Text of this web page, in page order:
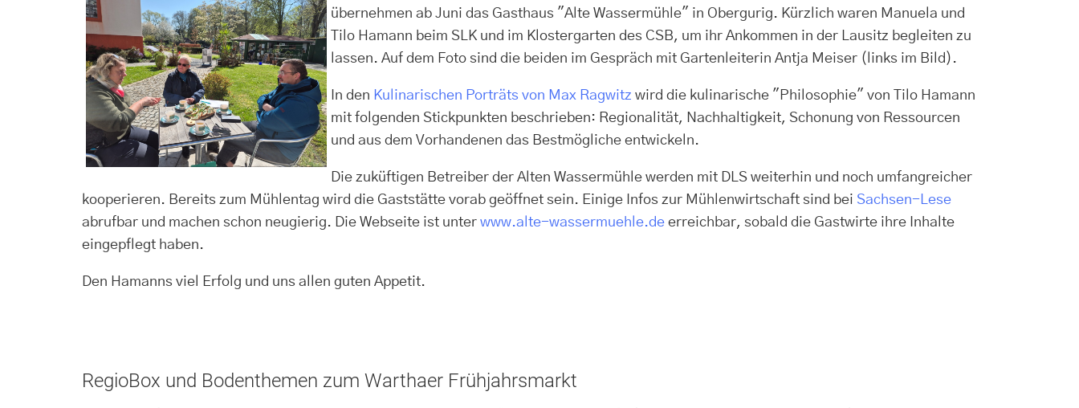
übernehmen ab Juni das Gasthaus "Alte Wassermühle" in Obergurig. Kürzlich waren Manuela und
Tilo Hamann beim SLK und im Klostergarten des CSB, um ihr Ankommen in der Lausitz begleiten zu
lassen. Auf dem Foto sind die beiden im Gespräch mit Gartenleiterin Antja Meiser (links im Bild).
In den Kulinarischen Porträts von Max Ragwitz wird die kulinarische "Philosophie" von Tilo Hamann
mit folgenden Stickpunkten beschrieben: Regionalität, Nachhaltigkeit, Schonung von Ressourcen
und aus dem Vorhandenen das Bestmögliche entwickeln.
Die zuküftigen Betreiber der Alten Wassermühle werden mit DLS weiterhin und noch umfangreicher
kooperieren. Bereits zum Mühlentag wird die Gaststätte vorab geöffnet sein. Einige Infos zur Mühlenwirtschaft sind bei Sachsen-Lese
abrufbar und machen schon neugierig. Die Webseite ist unter www.alte-wassermuehle.de erreichbar, sobald die Gastwirte ihre Inhalte
eingepflegt haben.
Den Hamanns viel Erfolg und uns allen guten Appetit.
RegioBox und Bodenthemen zum Warthaer Frühjahrsmarkt